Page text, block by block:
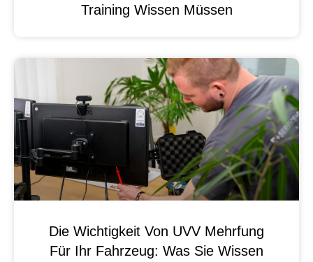
Training Wissen Müssen
Die Wichtigkeit Von UVV Mehrfung
Für Ihr Fahrzeug: Was Sie Wissen